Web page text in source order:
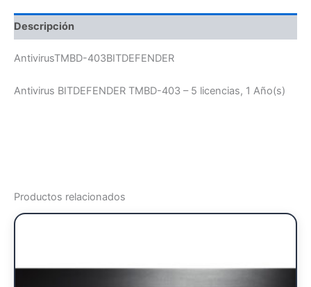
Descripción
AntivirusTMBD-403BITDEFENDER
Antivirus BITDEFENDER TMBD-403 – 5 licencias, 1 Año(s)
Productos relacionados